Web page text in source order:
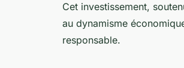
Cet investissement,
au dynamisme
responsable.